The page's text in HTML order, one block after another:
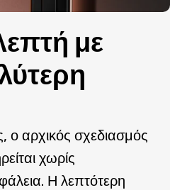
με
ο αρχικός σχεδιασμός
χωρίς
Η λεπτότερη